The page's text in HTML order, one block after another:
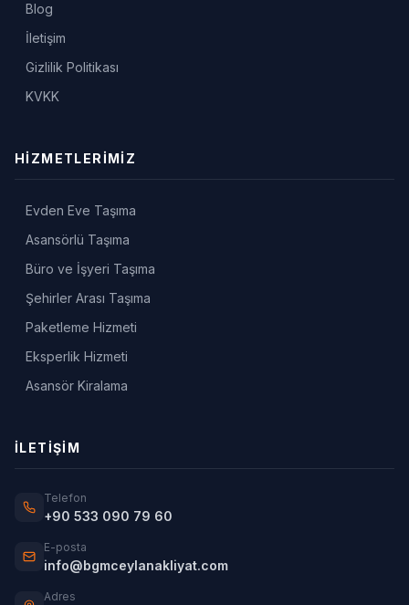
Blog
İletişim
Gizlilik Politikası
KVKK
HIZMETLERIMIZ
Evden Eve Taşıma
Asansörlü Taşıma
Büro ve İşyeri Taşıma
Şehirler Arası Taşıma
Paketleme Hizmeti
Eksperlik Hizmeti
Asansör Kiralama
İLETIŞIM
Telefon
+90 533 090 79 60
E-posta
info@bgmceylanakliyat.com
Adres